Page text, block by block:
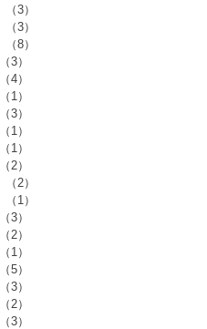
（3）
（3）
（8）
（3）
（4）
（1）
（3）
（1）
（1）
（2）
（2）
（1）
（3）
（2）
（1）
（5）
（3）
（2）
（3）